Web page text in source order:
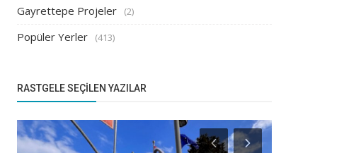
Gayrettepe Projeler (2)
Popüler Yerler (413)
RASTGELE SEÇILEN YAZILAR